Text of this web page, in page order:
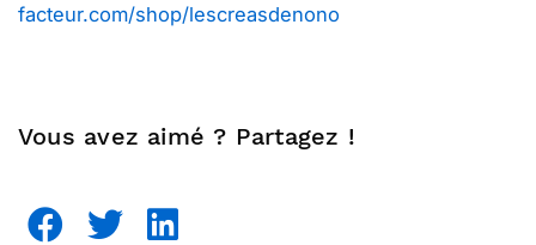
facteur.com/shop/lescreasdenono
Vous avez aimé ? Partagez !